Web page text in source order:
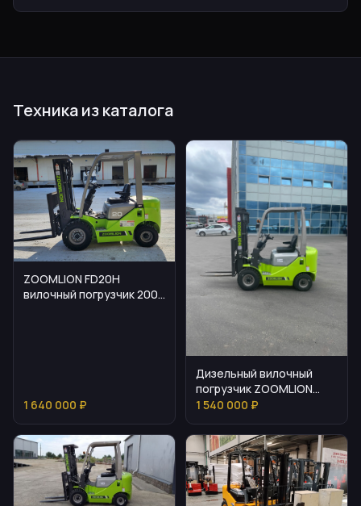
Техника из каталога
ZOOMLION FD20H
вилочный погрузчик 2000
1 640 000 ₽
Дизельный вилочный
погрузчик ZOOMLION
FD15Z
1 540 000 ₽